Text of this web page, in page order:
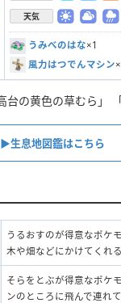
天気
うみべのはな×1
風力はつでんマシン
の黄色の草むら」
▶︎生息地図鑑はこちら
うるおすのが得意なポケ
木や畑などにかけてくれる
そらをとぶが得意なポケ
ンのところに飛んで連れ